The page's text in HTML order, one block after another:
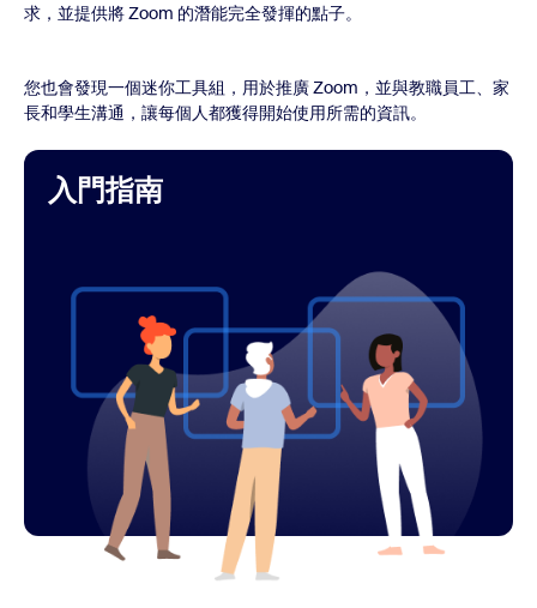
求，並提供將 Zoom 的潛能完全發揮的點子。
您也會發現一個迷你工具組，用於推廣 Zoom，並與教職員工、家
長和學生溝通，讓每個人都獲得開始使用所需的資訊。
入門指南